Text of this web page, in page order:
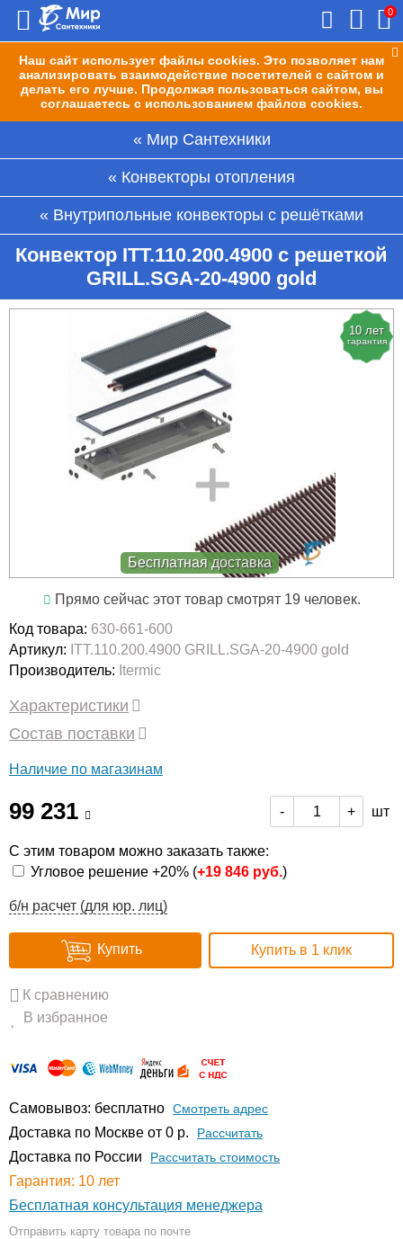
Наш сайт использует файлы cookies. Это позволяет нам
анализировать взаимодействие посетителей с сайтом и
делать его лучше. Продолжая пользоваться сайтом, вы
соглашаетесь с использованием файлов cookies.
0
Мир Сантехники
Конвекторы отопления
Внутрипольные конвекторы с решётками
Конвектор ITT.110.200.4900 с решеткой
GRILL.SGA-20-4900 gold
10 лет
гарантия
Бесплатная доставка
Прямо сейчас этот товар смотрят 19 человек.
Код товара: 630-661-600
Артикул: ITT.110.200.4900 GRILL.SGA-20-4900 gold
Производитель: Itermic
Характеристики
Состав поставки
Наличие по магазинам
99 231 - + шт
С этим товаром можно заказать также:
Угловое решение +20% (+19 846 руб.)
б/н расчет (для юр. лиц)
Купить Купить в 1 клик
К сравнению
В избранное
Самовывоз: бесплатно Смотреть адрес
Доставка по Москве от 0 р. Расcчитать
Доставка по России Рассчитать стоимость
Гарантия: 10 лет
Бесплатная консультация менеджера
Отправить карту товара по почте